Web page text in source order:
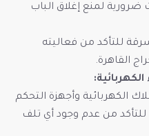
لمنع إغلاق الباب
للتأكد من فعاليته
القاهرة.
الكهربائية وأجهزة التحكم
من عدم وجود أي تلف